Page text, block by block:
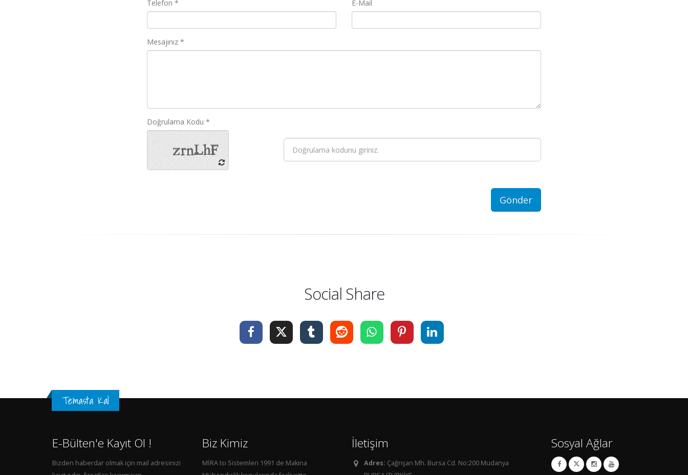
Telefon * E-Mail
Mesajınız *
Doğrulama Kodu *
Social Share
Temasta Kal
E-Bülten'e Kayıt Ol !
Bizden haberdar olmak için mail adresinizi
Biz Kimiz
MİRA Isı Sistemleri 1991 de Makina
İletişim
Adres: Çağrışan Mh. Bursa Cd. No:200 Mudanya
Sosyal Ağlar